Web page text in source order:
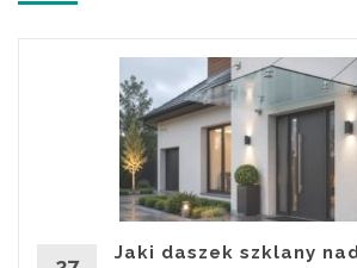
Jaki daszek szklany